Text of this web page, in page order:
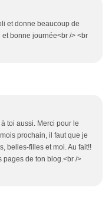
et donne beaucoup de
et bonne journée<br /> <br
toi aussi. Merci pour le
prochain, il faut que je
belles-filles et moi. Au fait!!
pages de ton blog.<br />